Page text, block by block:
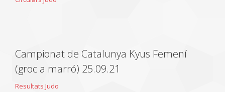
Campionat de Catalunya Kyus Femení
(groc a marró) 25.09.21
Resultats Judo